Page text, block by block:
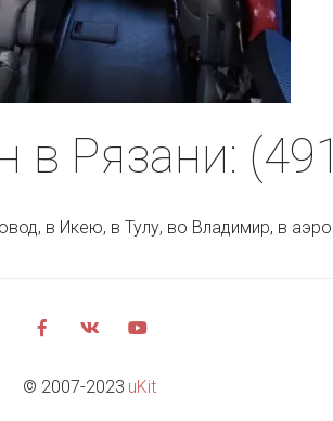
в Рязани:
в Икею, в Тулу, во Владимир, в
© 2007-2023 uKit